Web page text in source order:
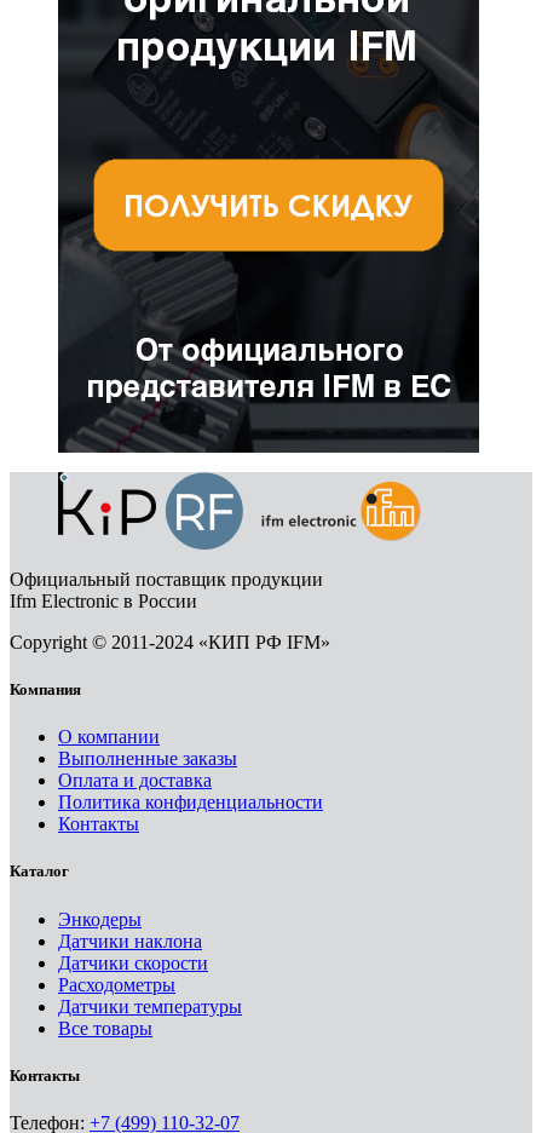
Официальный поставщик продукции
Ifm Electronic в России
Copyright © 2011-2024 «КИП РФ IFM»
Компания
О компании
Выполненные заказы
Оплата и доставка
Политика конфиденциальности
Контакты
Каталог
Энкодеры
Датчики наклона
Датчики скорости
Расходометры
Датчики температуры
Все товары
Контакты
Телефон: +7 (499) 110-32-07